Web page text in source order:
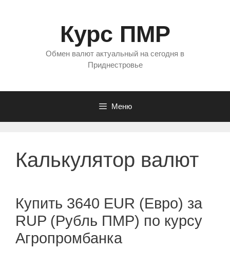
Курс ПМР
Обмен валют актуальный на сегодня в
Приднестровье
Меню
Калькулятор валют
Купить 3640 EUR (Евро) за
RUP (Рубль ПМР) по курсу
Агропромбанка